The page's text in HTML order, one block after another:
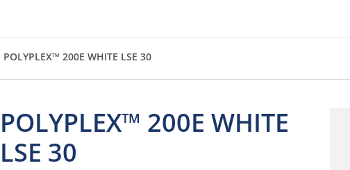
POLYPLEX™ 200E WHITE LSE 30
POLYPLEX™ 200E WHITE
LSE 30